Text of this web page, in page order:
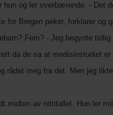
og ler overbærende. - Det
for Bergen peker, forklarer
Fem? - Jeg begynte
da de sa at medisinstudiet
rådet meg fra det. Men jeg
midten av nittitallet. Hun ler